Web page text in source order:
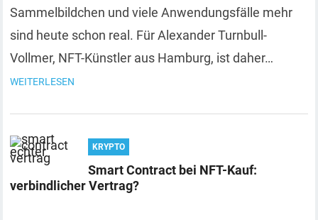
Sammelbildchen und viele Anwendungsfälle mehr
sind heute schon real. Für Alexander Turnbull-
Vollmer, NFT-Künstler aus Hamburg, ist daher…
WEITERLESEN
KRYPTO
Smart Contract bei NFT-Kauf:
verbindlicher Vertrag?